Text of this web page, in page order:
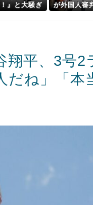
』と大騒ぎ
が外国人審
ている
平、3号2
だね」「本